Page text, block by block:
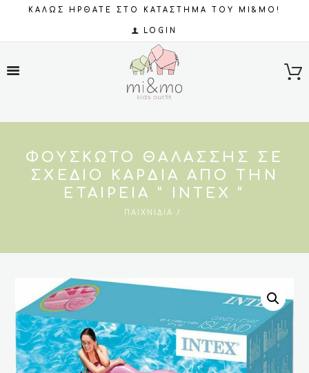
ΚΑΛΩΣ ΗΡΘΑΤΕ ΣΤΟ ΚΑΤΑΣΤΗΜΑ ΤΟΥ MI&MO!
LOGIN
ΦΟΥΣΚΩΤΌ ΘΑΛΆΣΣΗΣ ΣΕ
ΣΧΈΔΙΟ ΚΑΡΔΙΆ ΑΠΌ ΤΗΝ
ΕΤΑΙΡΕΊΑ ” INTEX “
ΠΑΙΧΝΊΔΙΑ